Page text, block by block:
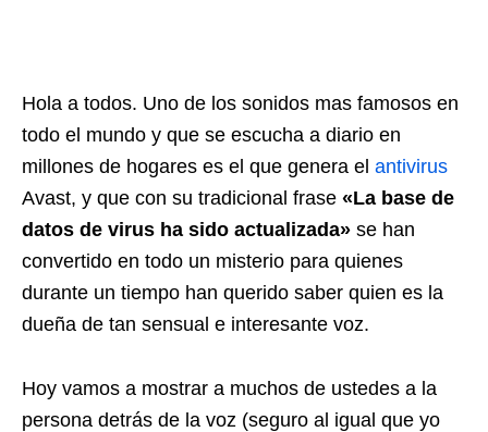
Hola a todos. Uno de los sonidos mas famosos en
todo el mundo y que se escucha a diario en
millones de hogares es el que genera el antivirus
Avast, y que con su tradicional frase «La base de
datos de virus ha sido actualizada» se han
convertido en todo un misterio para quienes
durante un tiempo han querido saber quien es la
dueña de tan sensual e interesante voz.
Hoy vamos a mostrar a muchos de ustedes a la
persona detrás de la voz (seguro al igual que yo